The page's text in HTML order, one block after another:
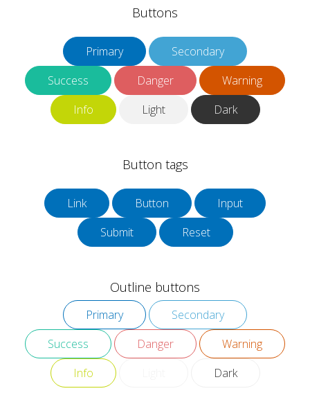
Buttons
Primary
Secondary
Success
Danger
Warning
Info
Light Dark
Button tags
Link Button
Outline buttons
Primary
Secondary
Success
Danger
Warning
Info
Dark